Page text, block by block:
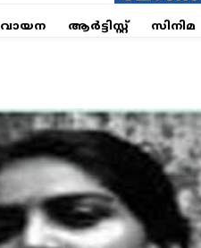
വായന ആര്‍ട്ടിസ്റ്റ് സിനിമ